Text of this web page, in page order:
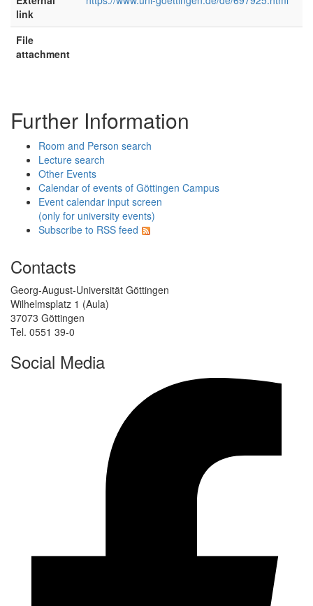
link
File
attachment
Further Information
Room and Person search
Lecture search
Other Events
Calendar of events of Göttingen Campus
Event calendar input screen
(only for university events)
Subscribe to RSS feed
Contacts
Georg-August-Universität Göttingen
Wilhelmsplatz 1 (Aula)
37073 Göttingen
Tel. 0551 39-0
Social Media